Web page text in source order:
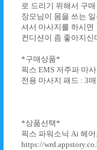
로 드리기 위해서 구매
장모님이 몸을 쓰는
셔서 마사지를 하시면
컨디션이 좀 좋아지
*구매상품*
픽스 EMS 저주파 마
전용 마사지 패드 : 3매
*상품선택*
픽스 파워소닉 Ai 헤
https://